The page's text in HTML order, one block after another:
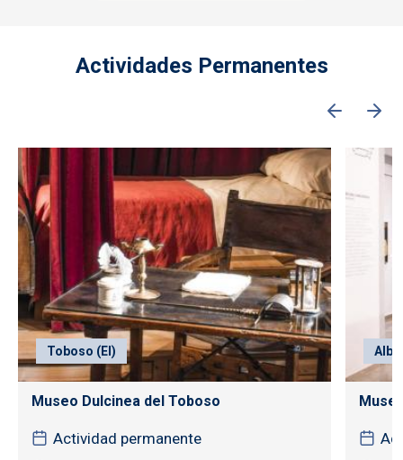
Actividades Permanentes
Toboso (El)
Museo Dulcinea del Toboso
Actividad permanente